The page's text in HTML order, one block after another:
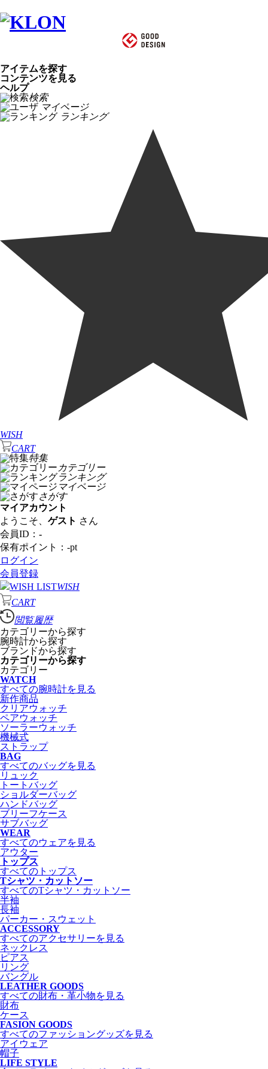
アイテムを探す
コンテンツを見る
ヘルプ
検索
マイページ
ランキング
WISH
CART
特集
カテゴリー
ランキング
マイページ
さがす
マイアカウント
ようこそ、 ゲスト さん
会員ID： -
保有ポイント： -pt
ログイン
会員登録
WISH
CART
閲覧履歴
カテゴリーから探す
腕時計から探す
ブランドから探す
カテゴリーから探す
カテゴリー
WATCH
すべての腕時計を見る
新作商品
クリアウォッチ
ペアウォッチ
ソーラーウォッチ
機械式
ストラップ
BAG
すべてのバッグを見る
リュック
トートバッグ
ショルダーバッグ
ハンドバッグ
ブリーフケース
サブバッグ
WEAR
すべてのウェアを見る
アウター
トップス
すべてのトップス
Tシャツ・カットソー
すべてのTシャツ・カットソー
半袖
長袖
パーカー・スウェット
ACCESSORY
すべてのアクセサリーを見る
ネックレス
ピアス
リング
バングル
LEATHER GOODS
すべての財布・革小物を見る
財布
ケース
FASION GOODS
すべてのファッショングッズを見る
アイウェア
帽子
LIFE STYLE